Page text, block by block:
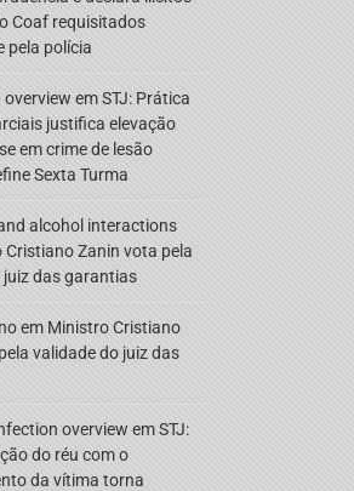
Coaf requisitados
pela polícia
emSTJ: Prática
justifica elevação
em crime de lesão
Sexta Turma
alcohol interactions
Cristiano Zanin vota pela
juiz das garantias
em Ministro Cristiano
validade do juiz das
overviewemSTJ:
do réu com o
da vítima torna